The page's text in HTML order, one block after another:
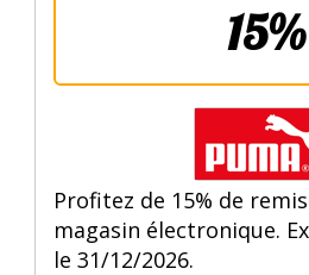
15%
Profitez de 15% de
magasin électronique.
le 31/12/2026.